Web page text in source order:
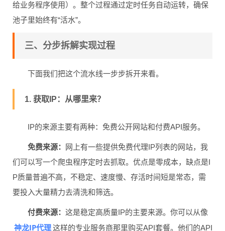
给业务程序使用）。整个过程通过定时任务自动运转，确保
池子里始终有“活水”。
三、分步拆解实现过程
下面我们把这个流水线一步步拆开来看。
1. 获取IP：从哪里来？
IP的来源主要有两种：免费公开网站和付费API服务。
免费来源：
网上有一些提供免费代理IP列表的网站，我
们可以写一个爬虫程序定时去抓取。优点是零成本，缺点是I
P质量普遍不高，不稳定、速度慢、存活时间短是常态，需
要投入大量精力去清洗和筛选。
付费来源： 这是稳定高质量IP的主要来源。你可以从像
神龙IP代理这样的专业服务商那里购买API套餐。他们的API